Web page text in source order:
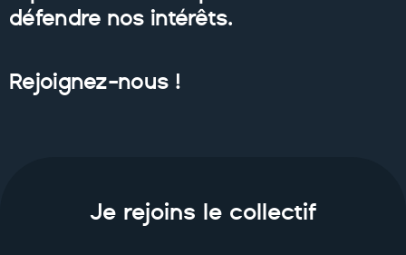
défendre nos intérêts.
Rejoignez-nous !
Je rejoins le collectif